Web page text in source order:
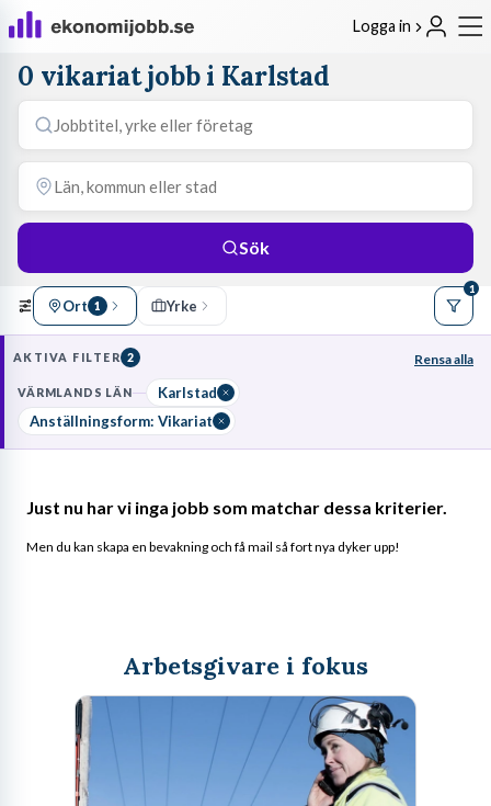
Logga in
0 vikariat jobb i Karlstad
Sök
Ort 1 Yrke
1
AKTIVA FILTER 2 Rensa alla
VÄRMLANDS LÄN
Karlstad
Anställningsform: Vikariat
Just nu har vi inga jobb som matchar dessa kriterier.
Men du kan skapa en bevakning och få mail så fort nya dyker upp!
Arbetsgivare i fokus